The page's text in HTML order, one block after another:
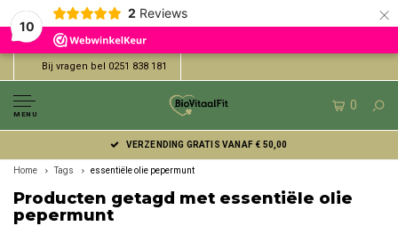
10
2 Reviews ×
Bij vragen bel 0251 838 181
MENU
0
VERZENDING GRATIS VANAF € 50,00
Home Tags essentiële olie pepermunt
Producten getagd met essentiële olie
pepermunt